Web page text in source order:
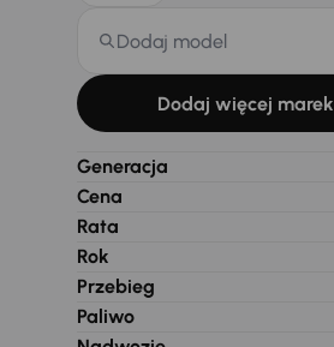
Dodaj model
Dodaj więcej marek
Generacja
Cena
Rata
Rok
Przebieg
Paliwo